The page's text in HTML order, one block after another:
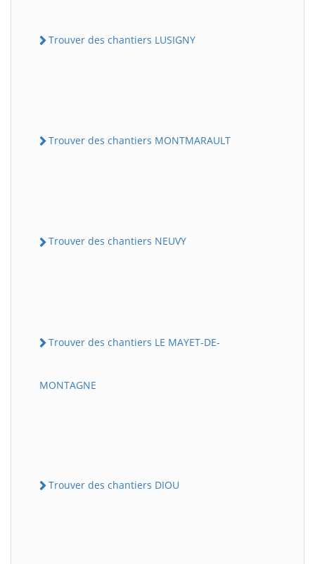
Trouver des chantiers LUSIGNY
Trouver des chantiers MONTMARAULT
Trouver des chantiers NEUVY
Trouver des chantiers LE MAYET-DE-
MONTAGNE
Trouver des chantiers DIOU